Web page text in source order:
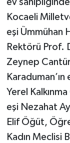
ev
Kocaeli
eşi Ümmühan
Rektörü Prof.
Zeynep
Yerel Kalkınma
eşi Nezahat
Elif Öğüt,
Kadın Meclisi